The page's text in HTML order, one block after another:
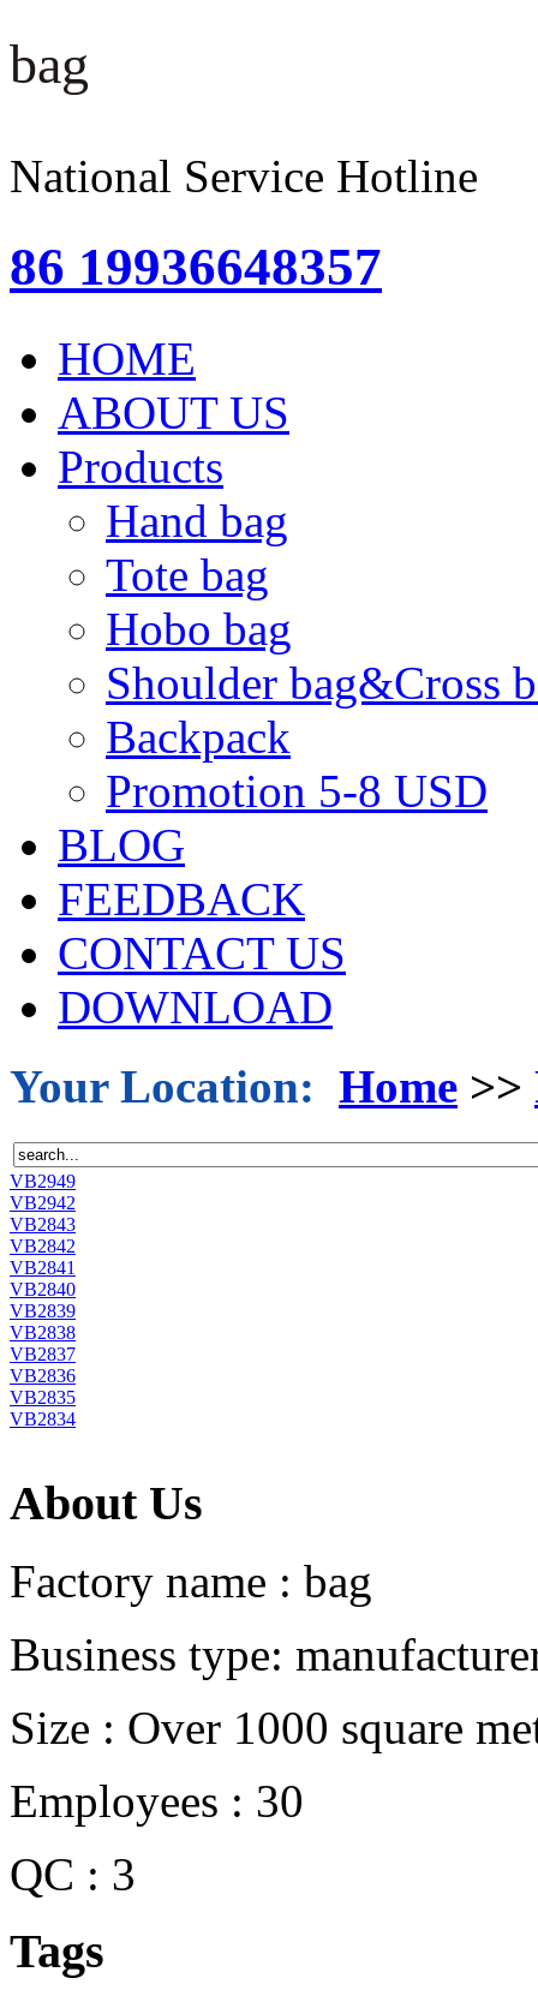
bag
National Service Hotline
86 19936648357
HOME
ABOUT US
Products
Hand bag
Tote bag
Hobo bag
Shoulder bag&Cross
Backpack
Promotion 5-8 USD
BLOG
FEEDBACK
CONTACT US
DOWNLOAD
Your Location: Home >>
VB2949
VB2942
VB2843
VB2842
VB2841
VB2840
VB2839
VB2838
VB2837
VB2836
VB2835
VB2834
About Us
Factory name : bag
Business type:
Size : Over 1000 square
Employees : 30
QC : 3
Tags